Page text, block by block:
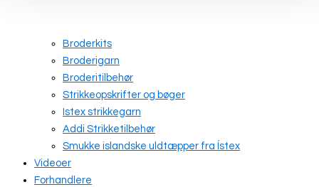
Broderkits
Broderigarn
Broderitilbehør
Strikkeopskrifter og bøger
Istex strikkegarn
Addi Strikketilbehør
Smukke islandske uldtæpper fra Ístex
Videoer
Forhandlere